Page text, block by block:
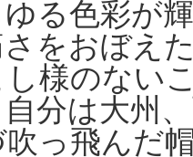
る色彩が
をおぼえ
様のない
分は大州
吹っ飛んだ